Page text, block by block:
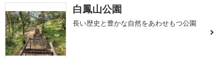
白鳳山公園
長い歴史と豊かな自然をあわせもつ公園